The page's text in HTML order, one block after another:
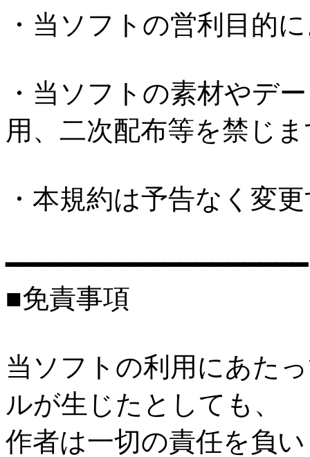
・当ソフトの営利目的
・当ソフトの素材やデ
用、二次配布等を禁じ
・本規約は予告なく変
━━━━━━━━━━━━━━━━━━━
■免責事項
当ソフトの利用にあた
ルが生じたとしても、
作者は一切の責任を負